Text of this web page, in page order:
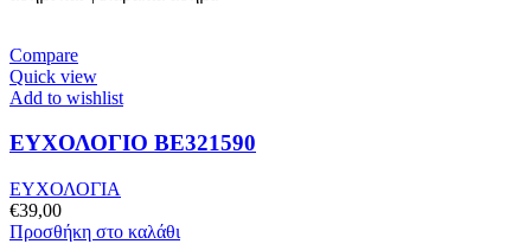
Compare
Quick view
Add to wishlist
ΕΥΧΟΛΟΓΙΟ BE321590
ΕΥΧΟΛΟΓΙΑ
€39,00
Προσθήκη στο καλάθι